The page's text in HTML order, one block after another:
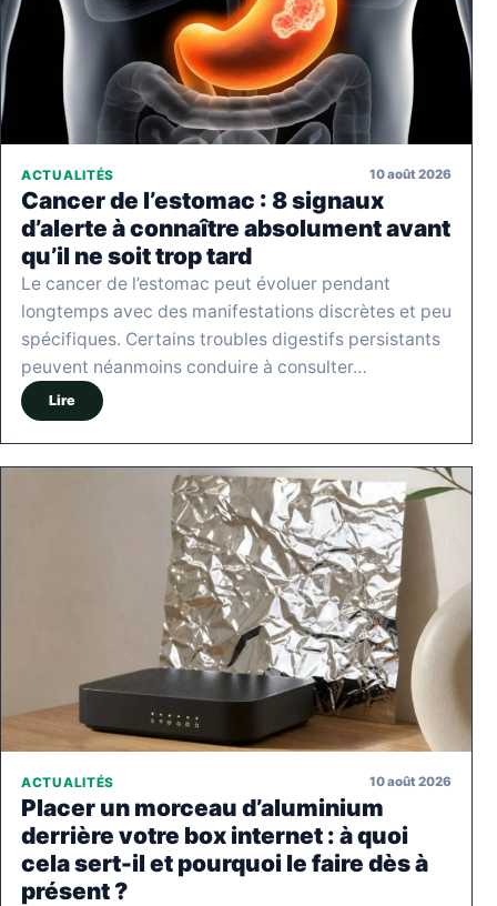
ACTUALITÉS 10 août 2026
Cancer de l’estomac : 8 signaux
d’alerte à connaître absolument avant
qu’il ne soit trop tard
Le cancer de l’estomac peut évoluer pendant
longtemps avec des manifestations discrètes et peu
spécifiques. Certains troubles digestifs persistants
peuvent néanmoins conduire à consulter…
Lire
ACTUALITÉS 10 août 2026
Placer un morceau d’aluminium
derrière votre box internet : à quoi
cela sert-il et pourquoi le faire dès à
présent ?